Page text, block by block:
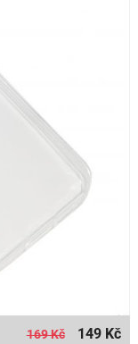
169 Kč 149 Kč